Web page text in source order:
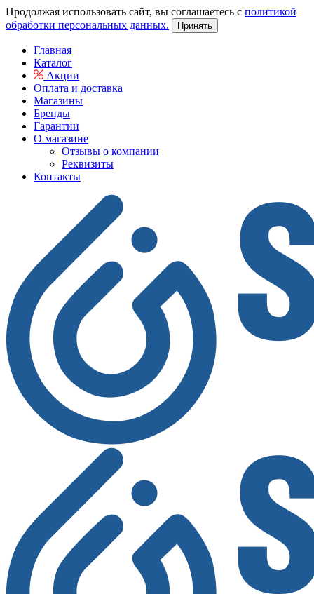
Продолжая использовать сайт, вы соглашаетесь с политикой
обработки персональных данных.
Принять
Главная
Каталог
Акции
Оплата и доставка
Магазины
Бренды
Гарантии
О магазине
Отзывы о компании
Реквизиты
Контакты